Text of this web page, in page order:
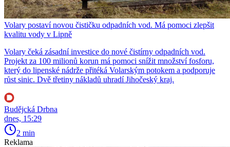
Volary postaví novou čističku odpadních vod. Má pomoci zlepšit
kvalitu vody v Lipně
Volary čeká zásadní investice do nové čistírny odpadních vod.
Projekt za 100 milionů korun má pomoci snížit množství fosforu,
který do lipenské nádrže přitéká Volarským potokem a podporuje
růst sinic. Dvě třetiny nákladů uhradí Jihočeský kraj.
Budějcká Drbna
dnes, 15:29
2 min
Reklama